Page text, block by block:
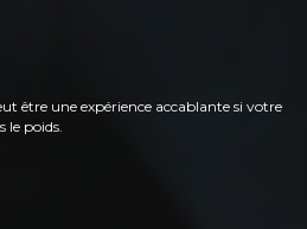
être une expérience accablante si votre
le poids.